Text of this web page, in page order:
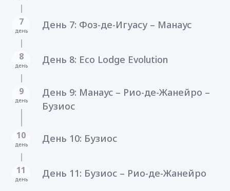
7
день День 7: Фоз-де-Игуасу – Манаус
8
день День 8: Eco Lodge Evolution
9
день
День 9: Манаус – Рио-де-Жанейро –
Бузиос
10
день День 10: Бузиос
11
день День 11: Бузиос – Рио-де-Жанейро